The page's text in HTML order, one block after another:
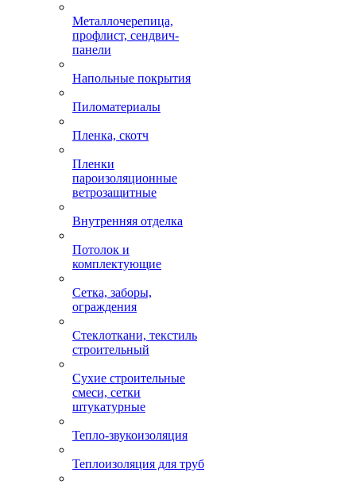
Металлочерепица,
профлист, сендвич-
панели
Напольные покрытия
Пиломатериалы
Пленка, скотч
Пленки
пароизоляционные
ветрозащитные
Внутренняя отделка
Потолок и
комплектующие
Сетка, заборы,
ограждения
Стеклоткани, текстиль
строительный
Сухие строительные
смеси, сетки
штукатурные
Тепло-звукоизоляция
Теплоизоляция для труб